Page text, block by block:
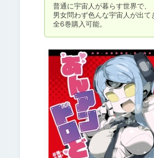
普通に宇宙人が暮らす世界で、
男女問わず色んな宇宙人が出て
全6巻購入可能。